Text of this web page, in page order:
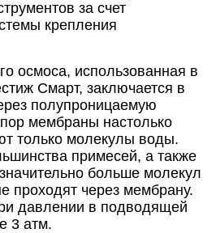
за счет
крепления
осмоса, использованная в
Смарт, заключается в
полупроницаемую
мембраны настолько
только молекулы воды.
примесей, а также
больше молекул
проходят через мембрану.
давлении в подводящей
3 атм.